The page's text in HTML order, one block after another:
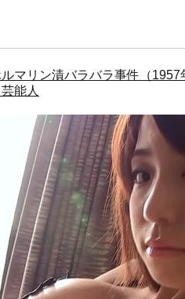
マリン漬バラバラ事件（1957
能人